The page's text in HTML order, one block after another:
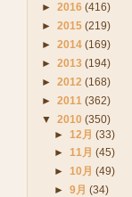
► 2016 (416)
► 2015 (219)
► 2014 (169)
► 2013 (194)
► 2012 (168)
► 2011 (362)
▼ 2010 (350)
► 12月(33)
► 11月(45)
► 10月(49)
►9月(34)